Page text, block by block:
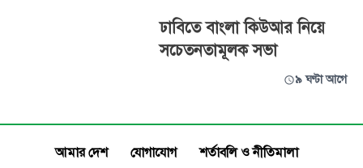
ঢাবিতে বাংলা কিউআর নিয়ে
সচেতনতামূলক সভা
৯ ঘণ্টা আগে
আমার দেশ যোগাযোগ
শর্তাবলি ও নীতিমালা